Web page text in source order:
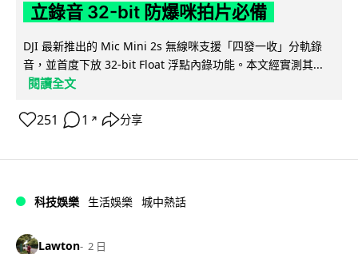
立錄音 32-bit 防爆咪拍片必備
DJI 最新推出的 Mic Mini 2s 無線咪支援「四發一收」分軌錄
音，並首度下放 32-bit Float 浮點內錄功能。本文經實測其...
閱讀全文
251 1 ↗ 分享
科技娛樂 生活娛樂 城中熱話
Lawton 2 日